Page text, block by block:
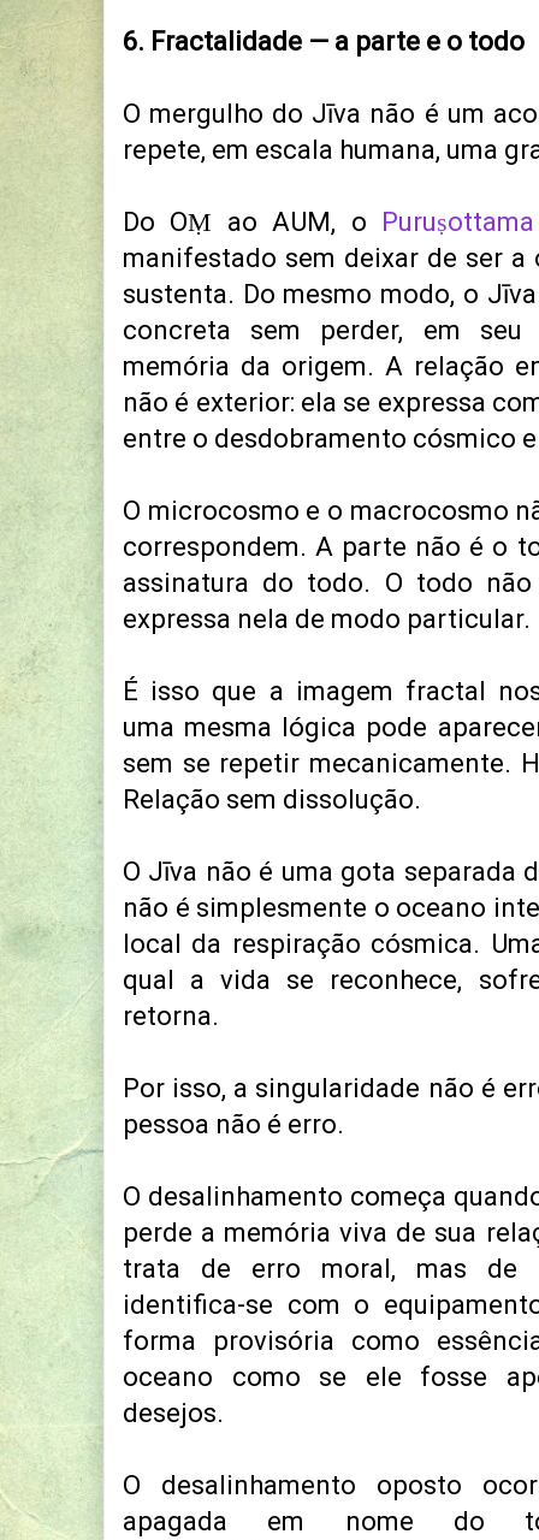
6. Fractalidade — a parte e o todo
O mergulho do Jīva não é um
repete, em escala humana, uma
Do OṂ ao AUM, o Puruṣottama
manifestado sem deixar de ser
sustenta. Do mesmo modo, o
concreta sem perder, em
memória da origem. A relação
não é exterior: ela se expressa
entre o desdobramento cósmico
O microcosmo e o macrocosmo
correspondem. A parte não é o
assinatura do todo. O todo
expressa nela de modo particular.
É isso que a imagem fractal
uma mesma lógica pode
sem se repetir mecanicamente.
Relação sem dissolução.
O Jīva não é uma gota separada
não é simplesmente o oceano
local da respiração cósmica.
qual a vida se reconhece,
retorna.
Por isso, a singularidade não é
pessoa não é erro.
O desalinhamento começa
perde a memória viva de sua
trata de erro moral, mas de
identifica-se com o
forma provisória como
oceano como se ele fosse
desejos.
O desalinhamento oposto
apagada em nome do